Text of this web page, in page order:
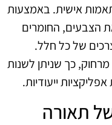
אישית. באמצעות
הצבעים, החומרים
של כל חלל.
כך שניתן לשנות
ייעודיות.
תאורה